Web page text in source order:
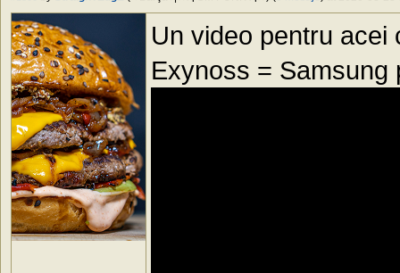
Un video pentru
Exynoss = Samsung